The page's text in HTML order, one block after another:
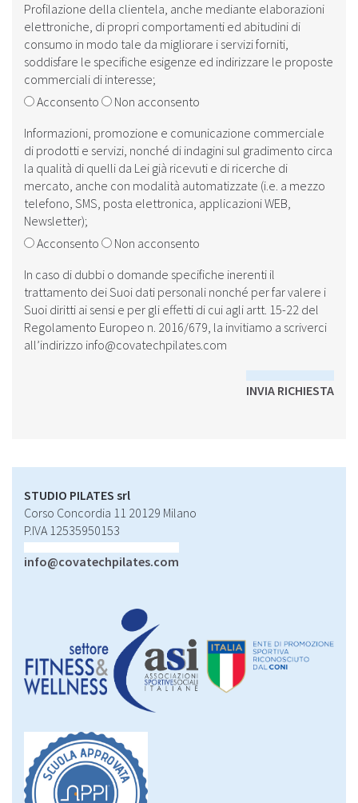
Profilazione della clientela, anche mediante elaborazioni
elettroniche, di propri comportamenti ed abitudini di
consumo in modo tale da migliorare i servizi forniti,
soddisfare le specifiche esigenze ed indirizzare le proposte
commerciali di interesse;
Acconsento
Non acconsento
Informazioni, promozione e comunicazione commerciale
di prodotti e servizi, nonché di indagini sul gradimento circa
la qualità di quelli da Lei già ricevuti e di ricerche di
mercato, anche con modalità automatizzate (i.e. a mezzo
telefono, SMS, posta elettronica, applicazioni WEB,
Newsletter);
Acconsento
Non acconsento
In caso di dubbi o domande specifiche inerenti il
trattamento dei Suoi dati personali nonché per far valere i
Suoi diritti ai sensi e per gli effetti di cui agli artt. 15-22 del
Regolamento Europeo n. 2016/679, la invitiamo a scriverci
all’indirizzo info@covatechpilates.com
INVIA RICHIESTA
STUDIO PILATES srl
Corso Concordia 11 20129 Milano
P.IVA 12535950153
info@covatechpilates.com